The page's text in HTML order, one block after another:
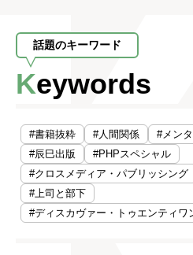
話題のキーワード
Keywords
#書籍抜粋 #人間関係
#メン
#辰巳出版
#PHPスペシャル
#クロスメディア・パブリッシング
#上司と部下
#ディスカヴァー・トゥエンティワ